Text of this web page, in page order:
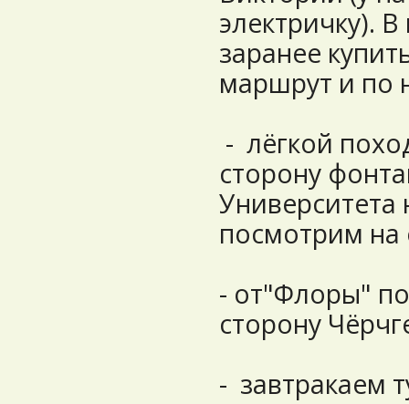
электричку).
заранее
маршрут и по
- лёгкой
сторону
посмотрим на
- от"Флоры"
сторону
- завтракаем